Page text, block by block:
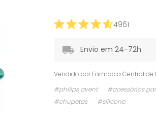
4961
Envio em 24-72h
Vendido por Farmacia Central de
#philips avent
#acessórios
#chupetas
#silicone